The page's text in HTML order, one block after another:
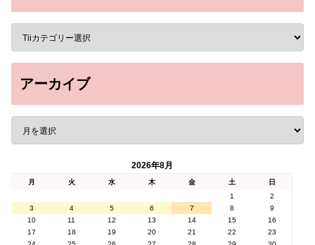
アーカイブ
2026年8月
月 火 水 木 金 土
日
1
2
3
4 5 6 7 8
9
10
11 12 13 14 15
16
17
18 19 20 21 22
23